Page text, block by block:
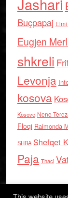
Buçpapaj
Eugjen
shkreli
Levonja
kosova
Kosove Nene
Floqi Raimonda
SHBA Shefqet
Paja Thaci